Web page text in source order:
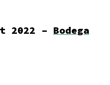
2022 – Bodega